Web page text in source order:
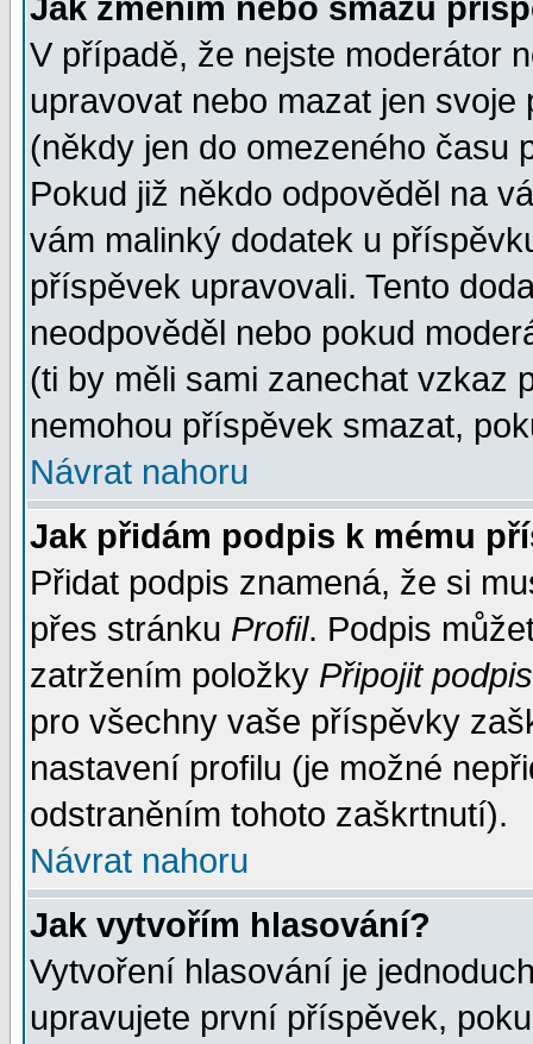
Jak změním nebo smažu
V případě, že nejste moderátor
upravovat nebo mazat jen
(někdy jen do omezeného
Pokud již někdo odpověděl na
vám malinký dodatek u
příspěvek upravovali. Tento
neodpověděl nebo pokud
(ti by měli sami zanechat vzkaz
nemohou příspěvek smazat,
Návrat nahoru
Jak přidám podpis k mému
Přidat podpis znamená, že si
přes stránku Profil. Podpis
zatržením položky Připojit podpis
pro všechny vaše příspěvky
nastavení profilu (je možné
odstraněním tohoto zaškrtnutí).
Návrat nahoru
Jak vytvořím hlasování?
Vytvoření hlasování je
upravujete první příspěvek,